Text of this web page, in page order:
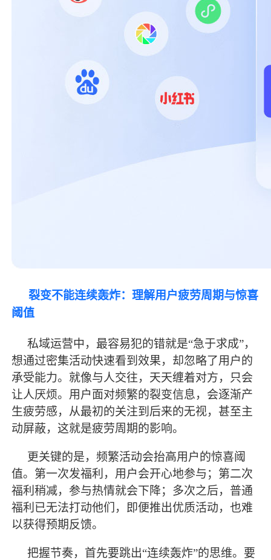
裂变不能连续轰炸：理解用户疲劳周期与惊喜
阈值
私域运营中， 最容易犯的错就是“急于求成”，
想通过密集活动快速看到效果，却忽略了用户的
承受能力。就像与人交往，天天缠着对方，只会
让人厌烦。用户面对频繁的裂变信息，会逐渐产
生疲劳感，从最初的关注到后来的无视，甚至主
动屏蔽，这就是疲劳周期的影响。
更关键的是，频繁活动会抬高用户的惊喜阈
值。第一次发福利，用户会开心地参与；第二次
福利稍减，参与热情就会下降；多次之后，普通
福利已无法打动他们，即便推出优质活动，也难
以获得预期反馈。
把握节奏，首先要跳出“连续轰炸”的思维。要